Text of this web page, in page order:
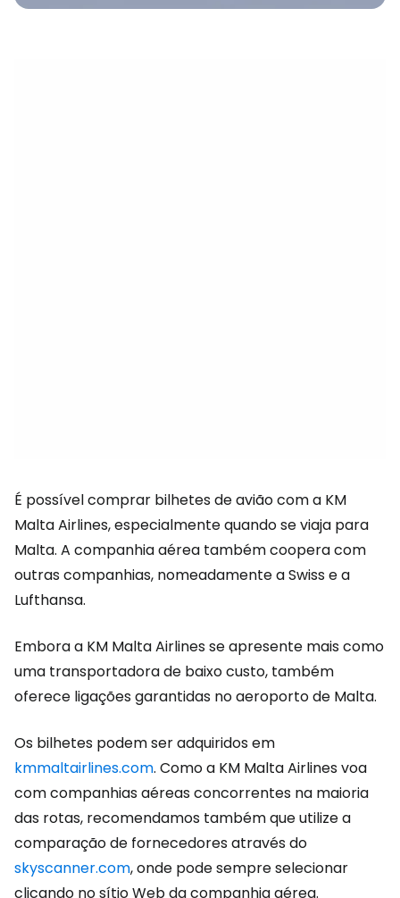
É possível comprar bilhetes de avião com a KM
Malta Airlines, especialmente quando se viaja para
Malta. A companhia aérea também coopera com
outras companhias, nomeadamente a Swiss e a
Lufthansa.
Embora a KM Malta Airlines se apresente mais como
uma transportadora de baixo custo, também
oferece ligações garantidas no aeroporto de Malta.
Os bilhetes podem ser adquiridos em
kmmaltairlines.com. Como a KM Malta Airlines voa
com companhias aéreas concorrentes na maioria
das rotas, recomendamos também que utilize a
comparação de fornecedores através do
skyscanner.com, onde pode sempre selecionar
clicando no sítio Web da companhia aérea.